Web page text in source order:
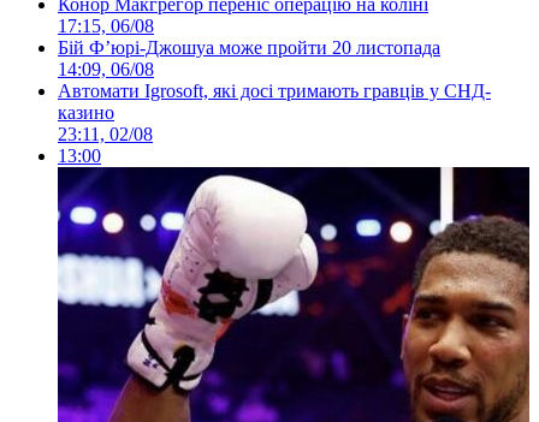
Конор Макгрегор переніс операцію на коліні
17:15, 06/08
Бій Ф’юрі-Джошуа може пройти 20 листопада
14:09, 06/08
Автомати Igrosoft, які досі тримають гравців у СНД-
казино
23:11, 02/08
13:00